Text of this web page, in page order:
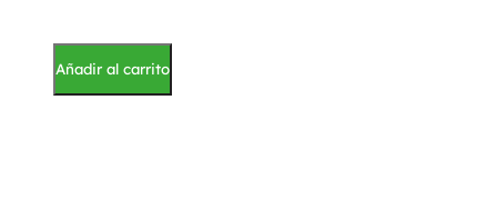
Añadir al carrito